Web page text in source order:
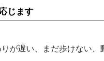
じます
が遅い、まだ歩けない、